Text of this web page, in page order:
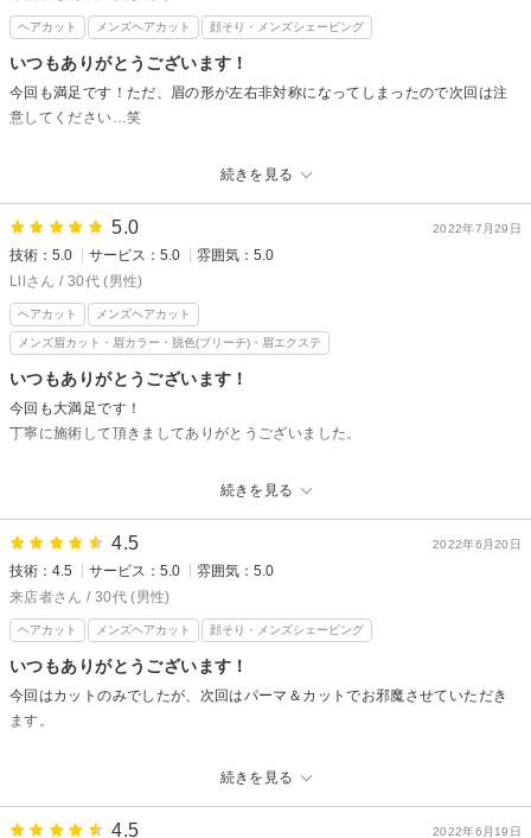
リラックスできてかっこよく仕上がる、価値のある時間をお過ごしくださ
いませ！
ヘアカット メンズヘアカット 顔そり・メンズシェービング
いつもありがとうございます！
続きを見る
今回も満足です！ただ、眉の形が左右非対称になってしまったので次回は注
意してください…笑
グレイスフルバーバー プラチナムからの返信
それなのに満点の評価をいただき、お気遣いありがとうございます！
細心の注意をもつようにさらなる意識アップしていきます。
ご指摘ありがとうございます！
2022年7月29日
5.0
技術：5.0 サービス：5.0
雰囲気：5.0
Lllさん / 30代 (男性)
ヘアカット メンズヘアカット
メンズ眉カット・眉カラー・脱色(ブリーチ)・眉エクステ
いつもありがとうございます！
続きを見る
今回も大満足です！
丁寧に施術して頂きましてありがとうございました。
グレイスフルバーバー プラチナムからの返信
また来月も楽しみにお待ちしております！
2022年6月20日
4.5
技術：4.5 サービス：5.0
雰囲気：5.0
来店者さん / 30代 (男性)
ヘアカット メンズヘアカット 顔そり・メンズシェービング
いつもありがとうございます！
続きを見る
今回はカットのみでしたが、次回はパーマ＆カットでお邪魔させていただき
ます。
グレイスフルバーバー プラチナムからの返信
す！
2022年6月19日
4.5